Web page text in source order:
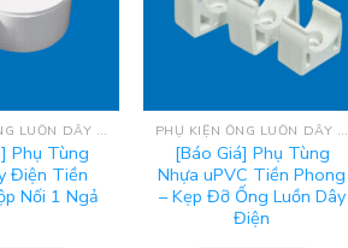
PHỤ KIỆN ỐNG LUỒN DÂY ĐIỆN UPVC TIỀN PHONG
Phụ Tùng
Điện Tiền
Nối 1 Ngả
PHỤ KIỆN ỐNG LUỒN DÂY ĐIỆN UPVC TIỀN PHONG
[Báo Giá] Phụ Tùng
Nhựa uPVC Tiền Phong
– Kẹp Đỡ Ống Luồn Dây
Điện